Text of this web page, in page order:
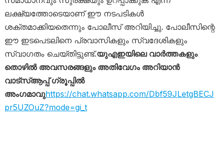
ലക്ഷ്യത്തോടെയാണ് ഈ നടപടികൾ
ശക്തമാക്കിയതെന്നും പോലീസ് അറിയിച്ചു. പോലീസിന്റെ
ഈ ഇടപെടലിനെ പ്രവാസികളും സ്വദേശികളും
സ്വാഗതം ചെയ്തിട്ടുണ്ട്.യുഎഇയിലെ വാർത്തകളും
തൊഴിൽ അവസരങ്ങളും അതിവേഗം അറിയാൻ
വാട്സ്ആപ്പ് ഗ്രൂപ്പിൽ
അംഗമാവുhttps://chat.whatsapp.com/Dbf59JLetgBECJ
pr5UZOuZ?mode=gi_t